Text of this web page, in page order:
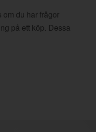
om du har frågor
på ett köp. Dessa